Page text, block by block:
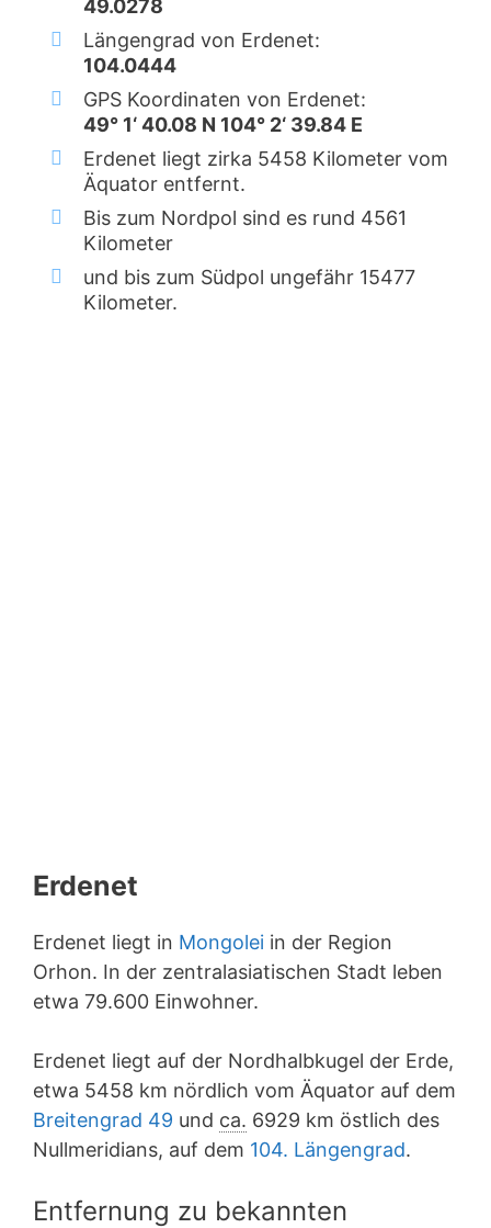
49.0278
Längengrad von Erdenet:
104.0444
GPS Koordinaten von Erdenet:
49° 1‘ 40.08 N 104° 2‘ 39.84 E
Erdenet liegt zirka 5458 Kilometer vom
Äquator entfernt.
Bis zum Nordpol sind es rund 4561
Kilometer
und bis zum Südpol ungefähr 15477
Kilometer.
Erdenet
Erdenet liegt in Mongolei in der Region
Orhon. In der zentralasiatischen Stadt leben
etwa 79.600 Einwohner.
Erdenet liegt auf der Nordhalbkugel der Erde,
etwa 5458 km nördlich vom Äquator auf dem
Breitengrad 49 und ca. 6929 km östlich des
Nullmeridians, auf dem 104. Längengrad.
Entfernung zu bekannten